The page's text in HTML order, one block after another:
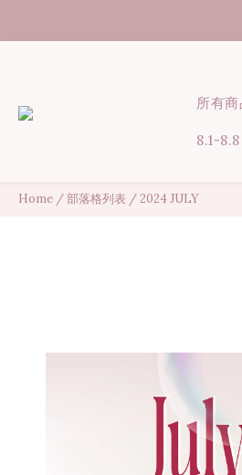
所有商
8.1-
Home /部落格列表 /2024 JULY